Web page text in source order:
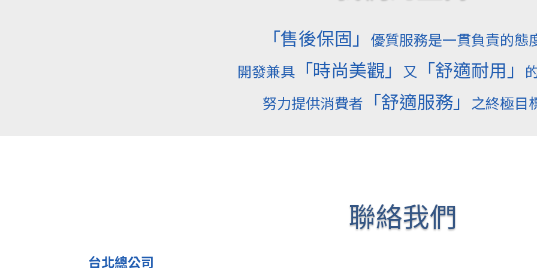
「售後保固」 優質服務是一貫負責的態
開發兼具 「時尚美觀」 又 「舒適耐用」
努力提供消費者 「舒適服務」 之終極目
聯絡我們
台北總公司